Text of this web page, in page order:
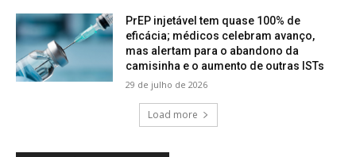
PrEP injetável tem quase 100% de
eficácia; médicos celebram avanço,
mas alertam para o abandono da
camisinha e o aumento de outras ISTs
29 de julho de 2026
Load more